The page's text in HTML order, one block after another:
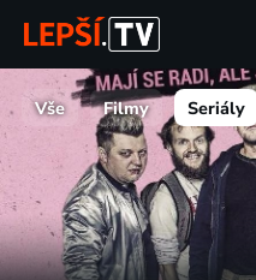
Vše Filmy Seriály